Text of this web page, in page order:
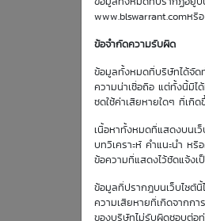
www.blswarrant.comหรื
ข้อจำกัดความรับผิด
ข้อมูลทั้งหมดที่บริษัทได้จัด
ความน่าเชื่อถือ แต่ทั้งนี้มิไ
ชดใช้ค่าเสียหายใดๆ ที่เกิด
เนื้อหาทั้งหมดที่แสดงบนเ
บทวิเคราะห์ คำแนะนำ ห
ข้อความที่แสดงไว้ชัดแจ้งเ
ข้อมูลที่ปรากฎบนเว็บไซต์
ความเสียหายที่เกิดจากก
ของบริษัทไม่รับผิดชอบต่อ
แรก
1 ม.ค. 2513
วันซื้อขา
6 ส.ค.